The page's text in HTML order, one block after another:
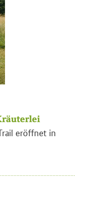
eröffnet in